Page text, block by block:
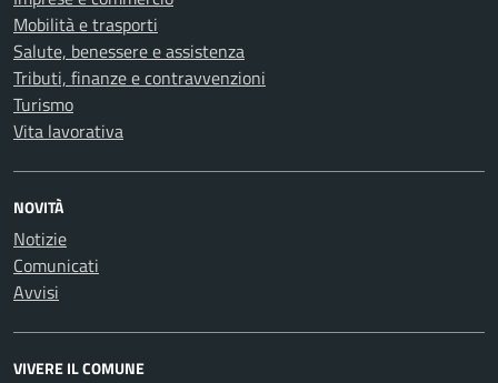
Mobilità e trasporti
Salute, benessere e assistenza
Tributi, finanze e contravvenzioni
Turismo
Vita lavorativa
NOVITÀ
Notizie
Comunicati
Avvisi
VIVERE IL COMUNE